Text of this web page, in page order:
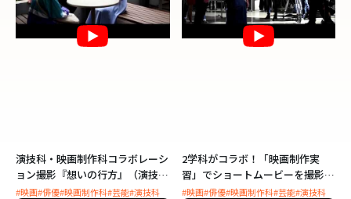
演技科・映画制作科コラボレーシ
ョン撮影『想いの行方』（演技
科・映画制作科）
#映画#俳優#映画制作科#芸能#演技科
2学科がコラボ！「映画制作実
習」でショートムービーを撮影
（映画制作科・演技科）
#映画#俳優#映画制作科#芸能#演技科